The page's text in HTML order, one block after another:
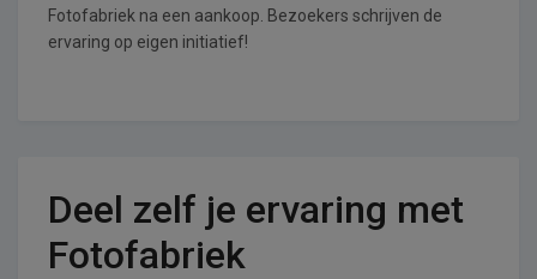
Fotofabriek na een aankoop. Bezoekers schrijven de
ervaring op eigen initiatief!
Deel zelf je ervaring met
Fotofabriek